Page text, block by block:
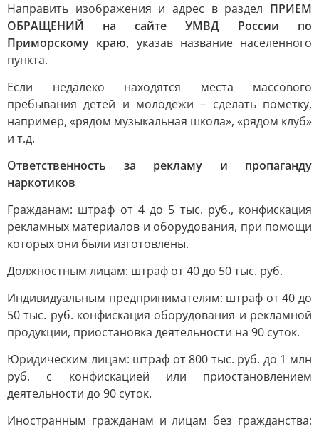
Направить изображения и адрес в раздел ПРИЕМ
ОБРАЩЕНИЙ на сайте УМВД России по
Приморскому краю, указав название населенного
пункта.
Если недалеко находятся места массового
пребывания детей и молодежи – сделать пометку,
например, «рядом музыкальная школа», «рядом клуб»
и т.д.
Ответственность за рекламу и пропаганду
наркотиков
Гражданам: штраф от 4 до 5 тыс. руб., конфискация
рекламных материалов и оборудования, при помощи
которых они были изготовлены.
Должностным лицам: штраф от 40 до 50 тыс. руб.
Индивидуальным предпринимателям: штраф от 40 до
50 тыс. руб. конфискация оборудования и рекламной
продукции, приостановка деятельности на 90 суток.
Юридическим лицам: штраф от 800 тыс. руб. до 1 млн
руб. с конфискацией или приостановлением
деятельности до 90 суток.
Иностранным гражданам и лицам без гражданства: